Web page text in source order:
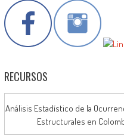
RECURSOS
Análisis Estadístico de la
Estructurales en